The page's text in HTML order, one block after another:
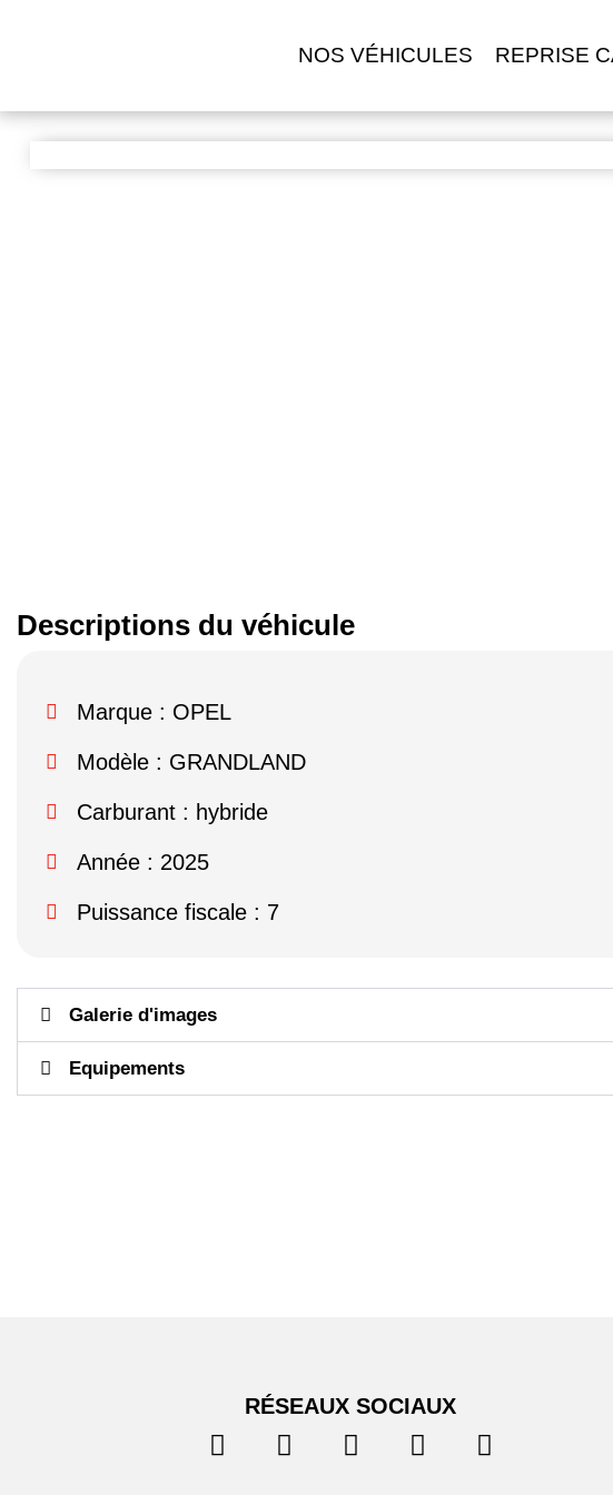
NOS VÉHICULES REPRISE
Descriptions du véhicule
Marque : OPEL
Modèle : GRANDLAND
Carburant : hybride
Année : 2025
Puissance fiscale : 7
Galerie d'images
Equipements
RÉSEAUX SOCIAUX